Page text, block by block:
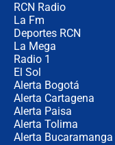
RCN Radio
La Fm
Deportes RCN
La Mega
Radio 1
El Sol
Alerta Bogotá
Alerta Cartagena
Alerta Paisa
Alerta Tolima
Alerta Bucaramanga